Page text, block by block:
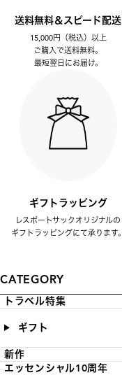
送料無料＆スピード配送
15,000円（税込）以上
ご購入で送料無料。
最短翌日にお届け。
ギフトラッピング
レスポートサックオリジナルの
ギフトラッピングにて承ります。
CATEGORY
トラベル特集
ギフト
新作
エッセンシャル10周年